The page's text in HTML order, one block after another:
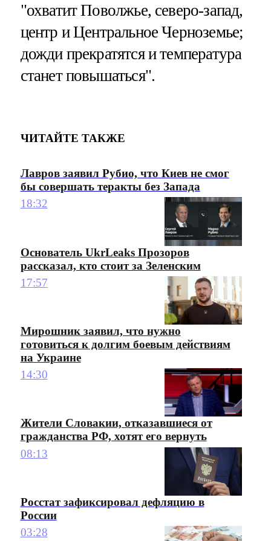
"охватит Поволжье, северо-запад,
центр и Центральное Черноземье;
дожди прекратятся и температура
станет повышаться".
ЧИТАЙТЕ ТАКЖЕ
Лавров заявил Рубио, что Киев не смог
бы совершать теракты без Запада
18:32
Основатель UkrLeaks Прозоров
рассказал, кто стоит за Зеленским
17:57
Мирошник заявил, что нужно
готовиться к долгим боевым действиям
на Украине
14:30
Жители Словакии, отказавшиеся от
гражданства РФ, хотят его вернуть
08:13
Росстат зафиксировал дефляцию в
России
03:28